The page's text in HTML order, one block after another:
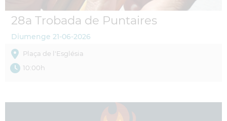
28a Trobada de Puntaires
Diumenge 21-06-2026
Plaça de l'Església
10:00h